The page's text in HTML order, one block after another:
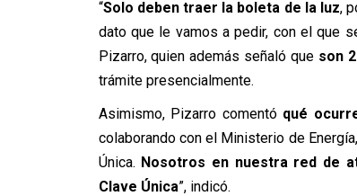
“Solo deben traer la boleta de la luz,
dato que le vamos a pedir, con el que
Pizarro, quien además señaló que son
trámite presencialmente.
Asimismo, Pizarro comentóqué
colaborando con el Ministerio de
Única. Nosotros en nuestra red de
Clave Única”, indicó.